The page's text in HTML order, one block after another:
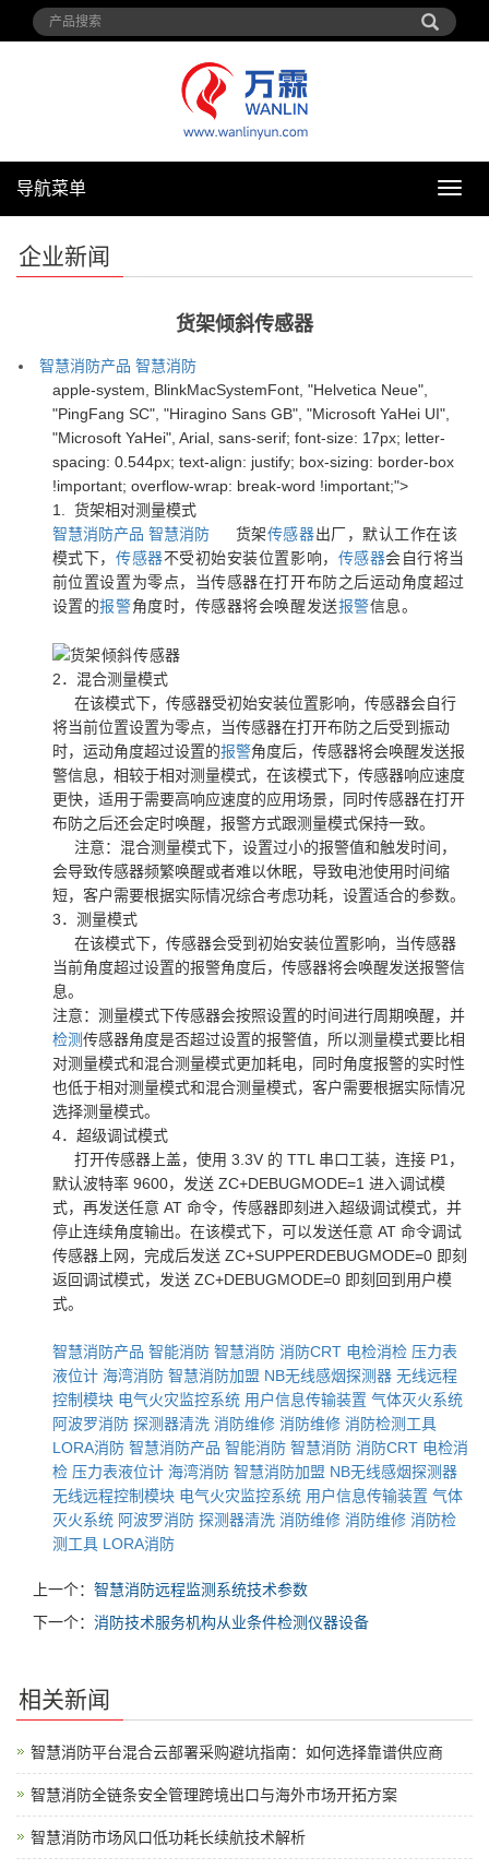
导
导航菜单
企业新闻
货架倾斜传感器
智慧消防产品 智慧消防
apple-system, BlinkMacSystemFont, "Helvetica Neue",
"PingFang SC", "Hiragino Sans GB", "Microsoft YaHei UI",
"Microsoft YaHei", Arial, sans-serif; font-size: 17px; letter-
spacing: 0.544px; text-align: justify; box-sizing: border-box
!important; overflow-wrap: break-word !important;">
1. 货架相对测量模式
智慧消防产品 智慧消防 货架传感器出厂，默认工作在该
模式下， 传感器不受初始安装位置影响， 传感器会自行将当
前位置设置为零点，当传感器在打开布防之后运动角度超过
设置的报警角度时，传感器将会唤醒发送报警信息。
2．混合测量模式
在该模式下，传感器受初始安装位置影响，传感器会自行
将当前位置设置为零点，当传感器在打开布防之后受到振动
时，运动角度超过设置的报警角度后，传感器将会唤醒发送报
警信息，相较于相对测量模式，在该模式下，传感器响应速度
更快，适用于需要高响应速度的应用场景，同时传感器在打开
布防之后还会定时唤醒，报警方式跟测量模式保持一致。
注意：混合测量模式下，设置过小的报警值和触发时间，
会导致传感器频繁唤醒或者难以休眠，导致电池使用时间缩
短，客户需要根据实际情况综合考虑功耗，设置适合的参数。
3．测量模式
在该模式下，传感器会受到初始安装位置影响，当传感器
当前角度超过设置的报警角度后，传感器将会唤醒发送报警信
息。
注意：测量模式下传感器会按照设置的时间进行周期唤醒，并
检测传感器角度是否超过设置的报警值，所以测量模式要比相
对测量模式和混合测量模式更加耗电，同时角度报警的实时性
也低于相对测量模式和混合测量模式，客户需要根据实际情况
选择测量模式。
4．超级调试模式
打开传感器上盖，使用 3.3V 的 TTL 串口工装，连接 P1，
默认波特率 9600，发送 ZC+DEBUGMODE=1 进入调试模
式，再发送任意 AT 命令，传感器即刻进入超级调试模式，并
停止连续角度输出。在该模式下，可以发送任意 AT 命令调试
传感器上网，完成后发送 ZC+SUPPERDEBUGMODE=0 即刻
返回调试模式，发送 ZC+DEBUGMODE=0 即刻回到用户模
式。
智慧消防产品 智能消防 智慧消防 消防CRT 电检消检 压力表
液位计 海湾消防 智慧消防加盟 NB无线感烟探测器 无线远程
控制模块 电气火灾监控系统 用户信息传输装置 气体灭火系统
阿波罗消防 探测器清洗 消防维修 消防维修 消防检测工具
LORA消防 智慧消防产品 智能消防 智慧消防 消防CRT 电检消
检 压力表液位计 海湾消防 智慧消防加盟 NB无线感烟探测器
无线远程控制模块 电气火灾监控系统 用户信息传输装置 气体
灭火系统 阿波罗消防 探测器清洗 消防维修 消防维修 消防检
测工具 LORA消防
上一个： 智慧消防远程监测系统技术参数
下一个： 消防技术服务机构从业条件检测仪器设备
相关新闻
智慧消防平台混合云部署采购避坑指南：如何选择靠谱供应商
智慧消防全链条安全管理跨境出口与海外市场开拓方案
智慧消防市场风口低功耗长续航技术解析